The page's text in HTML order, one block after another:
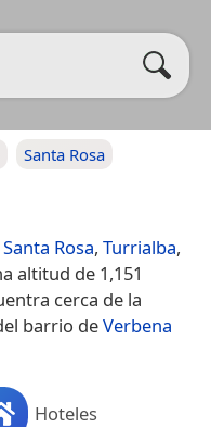
Santa Rosa
Santa Rosa, Turrialba,
altitud de 1,151
cerca de la
barrio deVerbena
Hoteles